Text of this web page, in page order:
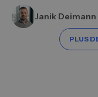
Janik Deimann
PLUS